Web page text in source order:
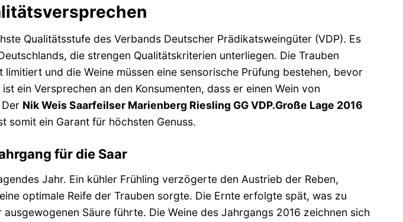
Qualitätsstufe des Verbands Deutscher Prädikatsweingüter (VDP). Es
die strengen Qualitätskriterien unterliegen. Die Trauben
und die Weine müssen eine sensorische Prüfung bestehen, bevor
ein Versprechen an den Konsumenten, dass er einen Wein von
Nik Weis Saarfeilser Marienberg Riesling GG VDP.Große Lage 2016
somit ein Garant für höchsten Genuss.
für die Saar
Jahr. Ein kühler Frühling verzögerte den Austrieb der Reben,
optimale Reife der Trauben sorgte. Die Ernte erfolgte spät, was zu
Säure führte. Die Weine des Jahrgangs 2016 zeichnen sich